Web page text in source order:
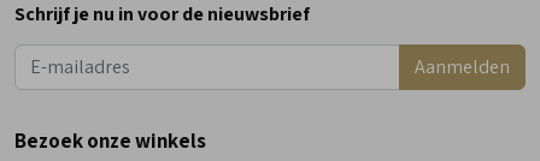
Dinsdag
Woensdag
9:00 - 18:00
Vrijdag
Schrijf je nu in voor de nieuwsbrief
Aanmelden
Bezoek onze winkels